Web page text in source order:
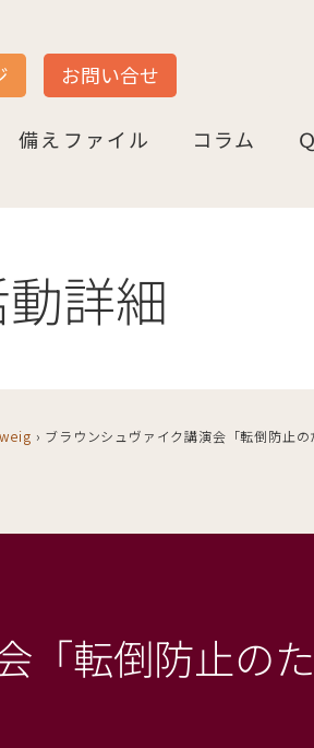
お問い合せ
備えファイル
コラム
詳細
› ブラウンシュヴァイク講演会「転倒防止
「転倒防止の